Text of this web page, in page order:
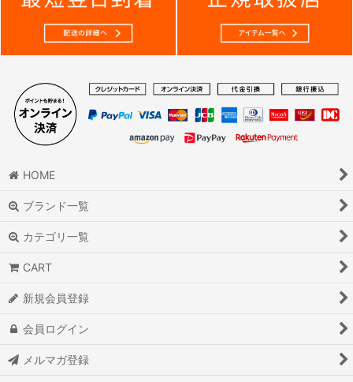
HOME
ブランド一覧
カテゴリ一覧
CART
新規会員登録
会員ログイン
メルマガ登録